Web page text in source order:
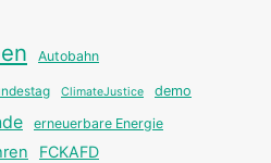
Autobahn
ClimateJustice demo
erneuerbare Energie
FCKAFD